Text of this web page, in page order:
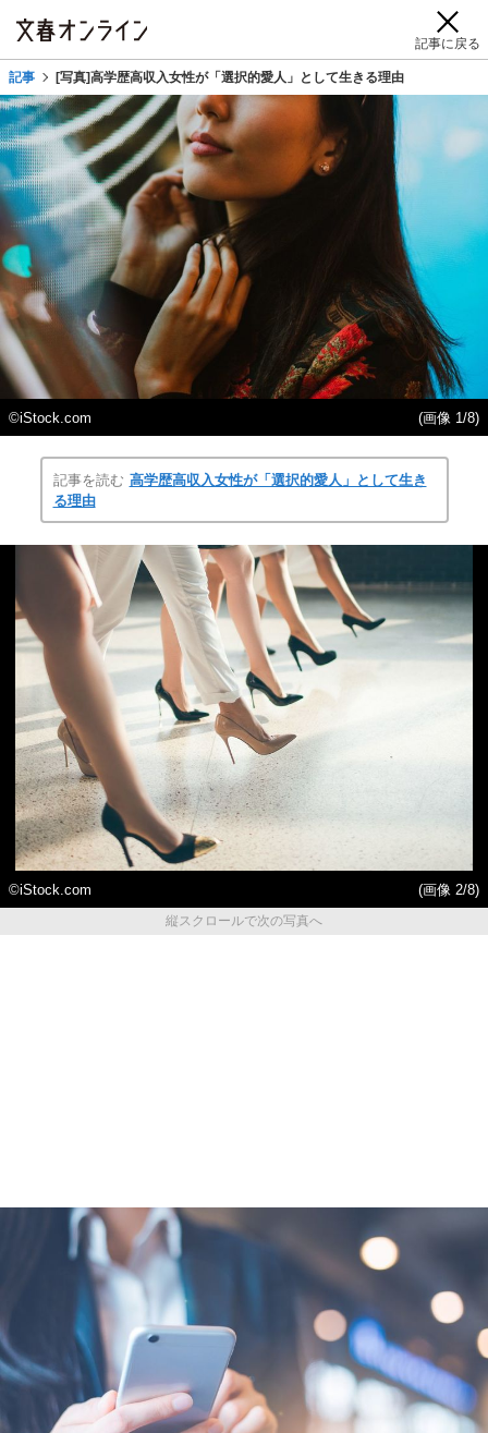
記事に戻る
記事 [写真]高学歴高収入女性が「選択的愛人」として生きる理由
©iStock.com (画像 1/8)
記事を読む 高学歴高収入女性が「選択的愛人」として生き
る理由
©iStock.com
(画像 2/8)
縦スクロールで次の写真へ